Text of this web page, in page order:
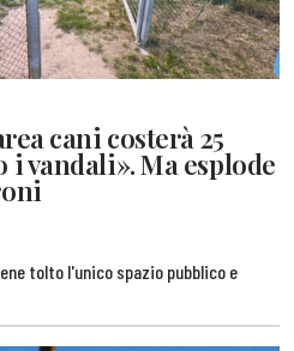
cani costerà 25
i vandali». Ma esplode
tolto l'unico spazio pubblico e